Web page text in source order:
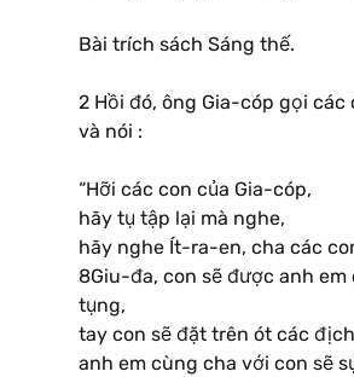
Bài trích sách Sáng thế.
2 Hồi đó, ông Gia-cóp gọi các
và nói :
“Hỡi các con của Gia-cóp,
hãy tụ tập lại mà nghe,
hãy nghe Ít-ra-en, cha các
8Giu-đa, con sẽ được anh em
tụng,
tay con sẽ đặt trên ót các
anh em cùng cha với con sẽ